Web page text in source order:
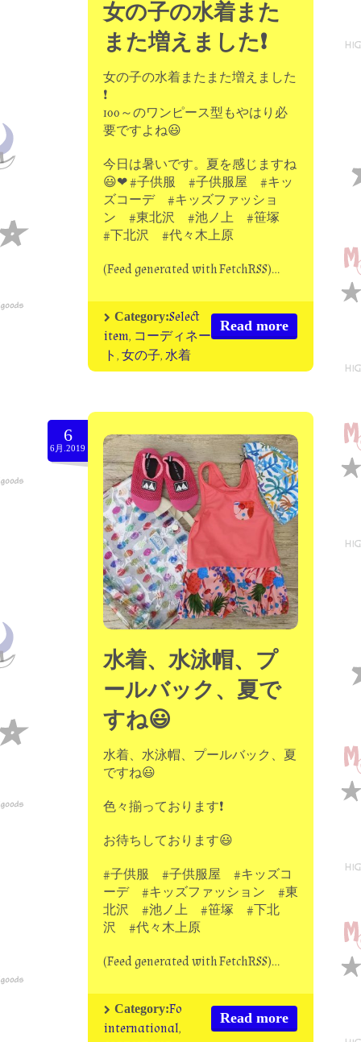
女の子の水着また
また増えました❗
女の子の水着またまた増えました
❗
100～のワンピース型もやはり必
要ですよね😃
今日は暑いです。夏を感じますね
😃❤ #子供服 #子供服屋 #キッ
ズコーデ #キッズファッショ
ン #東北沢 #池ノ上 #笹塚
#下北沢 #代々木上原
(Feed generated with FetchRSS)…
Read more
Category:Select
item, コーディネー
ト,女の子,水着
6
6月.2019
水着、水泳帽、プ
ールバック、夏で
すね😃
水着、水泳帽、プールバック、夏
ですね😃
色々揃っております❗
お待ちしております😃
#子供服 #子供服屋 #キッズコ
ーデ #キッズファッション #東
北沢 #池ノ上 #笹塚 #下北
沢 #代々木上原
(Feed generated with FetchRSS)…
Read more
Category:Fo
international,